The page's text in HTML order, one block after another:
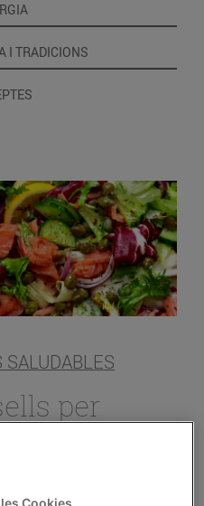
I TRADICIONS
per